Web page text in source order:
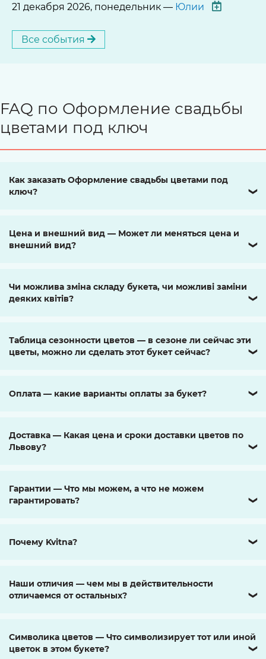
21 декабря 2026, понедельник — Юлии
Все события
FAQ по Оформление свадьбы
цветами под ключ
Как заказать Оформление свадьбы цветами под
ключ?
❯
Цена и внешний вид — Может ли меняться цена и
внешний вид?
❯
Чи можлива зміна складу букета, чи можливі заміни
деяких квітів?
❯
Таблица сезонности цветов — в сезоне ли сейчас эти
цветы, можно ли сделать этот букет сейчас?
❯
Оплата — какие варианты оплаты за букет? ❯
Доставка — Какая цена и сроки доставки цветов по
Львову?
❯
Гарантии — Что мы можем, а что не можем
гарантировать?
❯
Почему Kvitna? ❯
Наши отличия — чем мы в действительности
отличаемся от остальных?
❯
Символика цветов — Что символизирует тот или иной
цветок в этом букете?
❯